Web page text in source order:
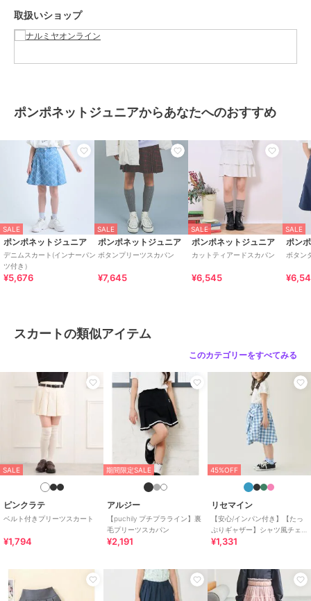
商品のお取り扱い方法
さい
取扱いショップ
ポンポネットジュニアからあなたへのおすすめ
SALE
ポンポネットジュニア
デニムスカート(インナーパン
ツ付き）
¥5,676
SALE
ポンポネットジュニア
ボタンプリーツスカパン
¥7,645
SALE
ポンポネットジュニア
カットティアードスカパン
¥6,545
SALE
ポン
ボタン
スカートの類似アイテム
このカテゴリーをすべてみる
SALE
ピンクラテ
ベルト付きプリーツスカート
¥1,794
期間限定SALE
アルジー
【puchily プチプラライン】裏
毛プリーツスカパン
¥2,191
45%OFF
リセマイン
【安心/インパン付き】【たっ
ぷりギャザー】シャツ風チェ
ックスカート(インパン付き)
¥1,331